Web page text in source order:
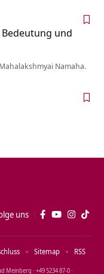
und
Namaha.
uns
Meinberg · +49 5234 87‑0 ·
Sitemap RSS